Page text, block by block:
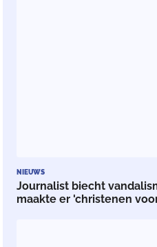
NIEUWS
Journalist biecht
maakte er 'christenen